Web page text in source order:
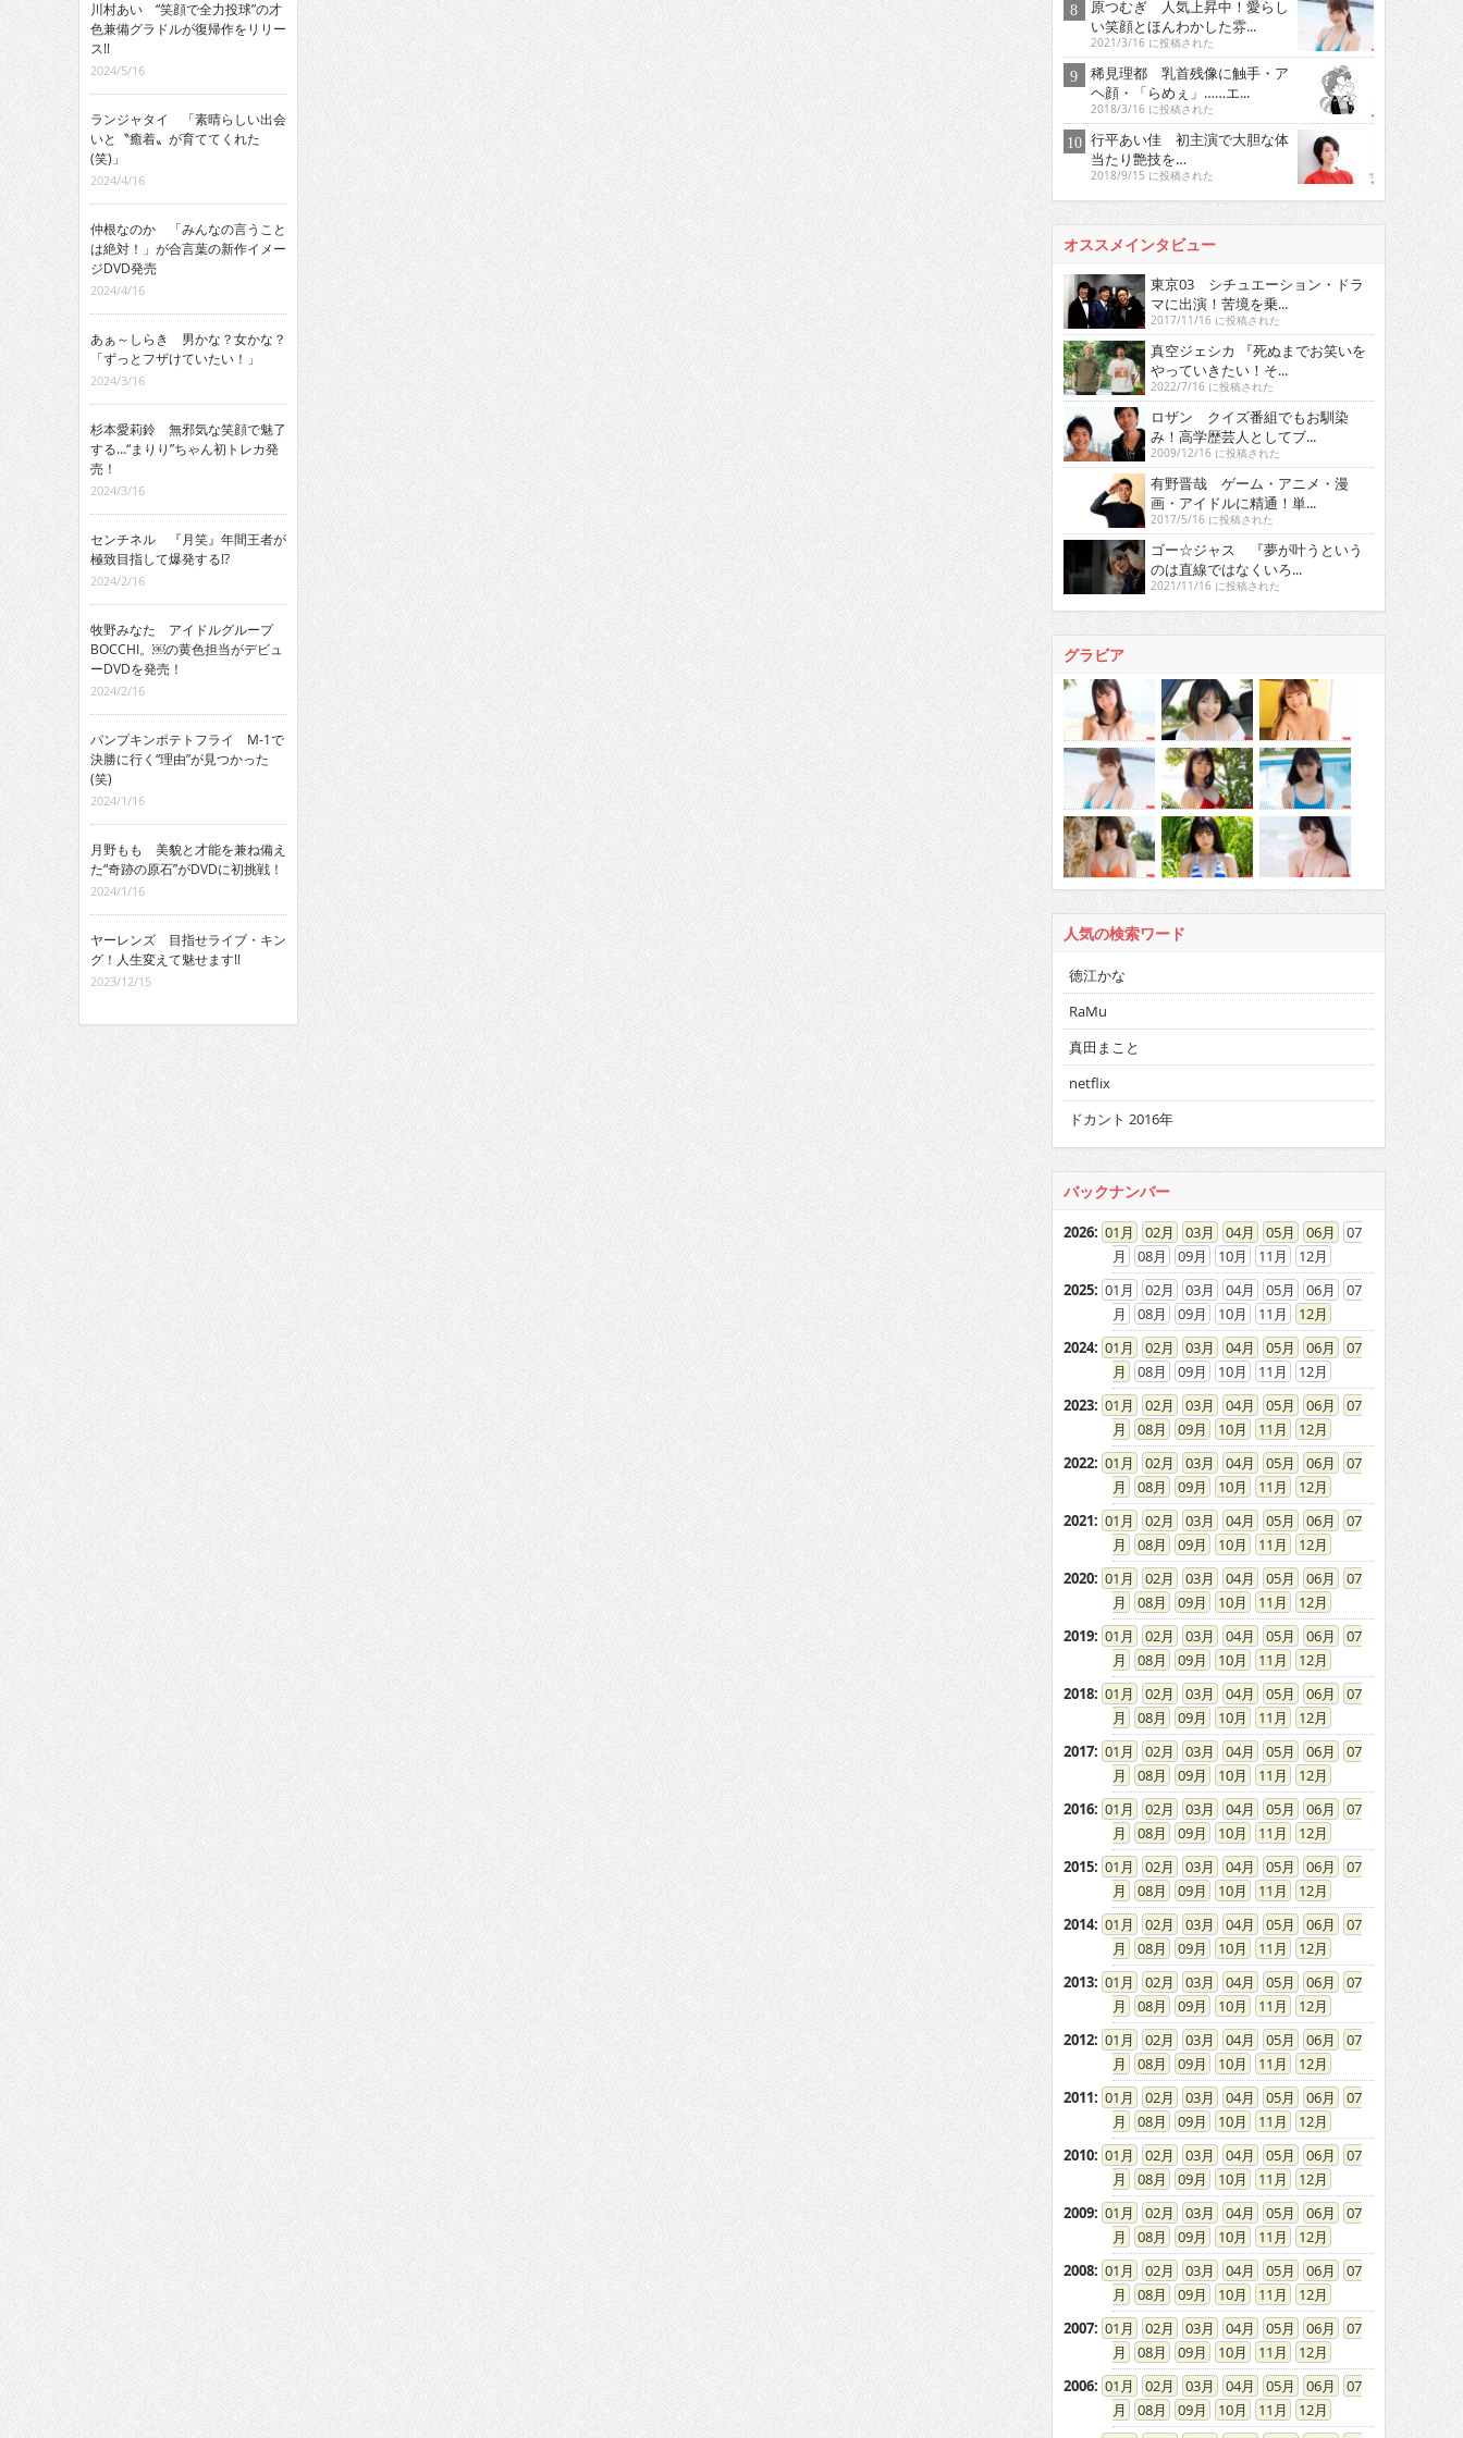
川村あい “笑顔で全力投球”の才
色兼備グラドルが復帰作をリリー
ス!!
2024/5/16
ランジャタイ 「素晴らしい出会
いと〝癒着〟が育ててくれた
(笑)」
2024/4/16
仲根なのか 「みんなの言うこと
は絶対！」が合言葉の新作イメー
ジDVD発売
2024/4/16
あぁ～しらき 男かな？女かな？
「ずっとフザけていたい！」
2024/3/16
杉本愛莉鈴 無邪気な笑顔で魅了
する…“まりり”ちゃん初トレカ発
売！
2024/3/16
センチネル 『月笑』年間王者が
極致目指して爆発する!?
2024/2/16
牧野みなた アイドルグループ
BOCCHI。￼の黄色担当がデビュ
ーDVDを発売！
2024/2/16
パンプキンポテトフライ M-1で
決勝に行く“理由”が見つかった
(笑)
2024/1/16
月野もも 美貌と才能を兼ね備え
た“奇跡の原石”がDVDに初挑戦！
2024/1/16
ヤーレンズ 目指せライブ・キン
グ！人生変えて魅せます!!
2023/12/15
原つむぎ 人気上昇中！愛らし
い笑顔とほんわかした雰...
2021/3/16 に投稿された
稀見理都 乳首残像に触手・ア
ヘ顔・「らめぇ」……エ...
2018/3/16 に投稿された
行平あい佳 初主演で大胆な体
当たり艶技を…
2018/9/15 に投稿された
オススメインタビュー
東京03 シチュエーション・ドラ
マに出演！苦境を乗...
2017/11/16 に投稿された
真空ジェシカ 『死ぬまでお笑いを
やっていきたい！そ...
2022/7/16 に投稿された
ロザン クイズ番組でもお馴染
み！高学歴芸人としてブ...
2009/12/16 に投稿された
有野晋哉 ゲーム・アニメ・漫
画・アイドルに精通！単...
2017/5/16 に投稿された
ゴー☆ジャス 『夢が叶うという
のは直線ではなくいろ...
2021/11/16 に投稿された
グラビア
人気の検索ワード
徳江かな
RaMu
真田まこと
netflix
ドカント 2016年
バックナンバー
2026: 01 02 03 04 05 06
07
08
09 10 11
12
2025: 01 02 03 04 05 06
07
08
09 10 11
12
2024: 01 02 03 04 05 06
07
08
09 10 11
12
2023: 01 02 03 04 05 06
07
08
09 10 11
12
2022: 01 02 03 04 05 06
07
08
09 10 11
12
2021: 01 02 03 04 05 06
07
08
09 10 11
12
2020: 01 02 03 04 05 06
07
08
09 10 11
12
2019: 01 02 03 04 05 06
07
08
09 10 11
12
2018: 01 02 03 04 05 06
07
08
09 10 11
12
2017: 01 02 03 04 05 06
07
08
09 10 11
12
2016: 01 02 03 04 05 06
07
08
09 10 11
12
2015: 01 02 03 04 05 06
07
08
09 10 11
12
2014: 01 02 03 04 05 06
07
08
09 10 11
12
2013: 01 02 03 04 05 06
07
08
09 10 11
12
2012: 01 02 03 04 05 06
07
08
09 10 11
12
2011: 01 02 03 04 05 06
07
08
09 10 11
12
2010: 01 02 03 04 05 06
07
08
09 10 11
12
2009: 01 02 03 04 05 06
07
08
09 10 11
12
2008: 01 02 03 04 05 06
07
08
09 10 11
12
2007: 01 02 03 04 05 06
07
08
09 10 11
12
2006: 01 02 03 04 05 06
07
08
09 10 11
12